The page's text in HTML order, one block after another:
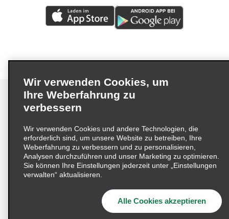
Impressum Nutzungsbedingungen
Datenschutzrichtlinie
Cookie-Richtlinie
Datenschutzoptionen
Lieferkettensorgfaltspflichtengesetz (LkSG) Grundsatzerklärung
Beschwerdeverfahren nach dem
© 2026 Enterprise Holdings, Inc. Alle Rechte vorbehalten
Wir verwenden Cookies, um
Ihre Weberfahrung zu
verbessern
Wir verwenden Cookies und andere Technologien, die
erforderlich sind, um unsere Website zu betreiben, Ihre
Weberfahrung zu verbessern und zu personalisieren,
Analysen durchzuführen und unser Marketing zu optimieren.
Sie können Ihre Einstellungen jederzeit unter „Einstellungen
verwalten“ aktualisieren.
Alle Cookies akzeptieren